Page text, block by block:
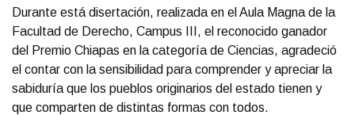
Durante está disertación, realizada en el Aula Magna de la
Facultad de Derecho, Campus III, el reconocido ganador
del Premio Chiapas en la categoría de Ciencias, agradeció
el contar con la sensibilidad para comprender y apreciar la
sabiduría que los pueblos originarios del estado tienen y
que comparten de distintas formas con todos.